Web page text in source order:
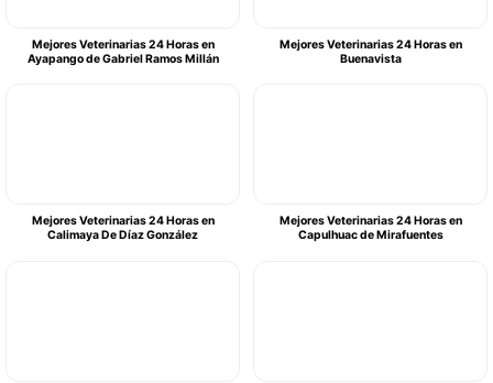
Mejores Veterinarias 24 Horas en
Ayapango de Gabriel Ramos Millán
Mejores Veterinarias 24 Horas en
Buenavista
Mejores Veterinarias 24 Horas en
Calimaya De Díaz González
Mejores Veterinarias 24 Horas en
Capulhuac de Mirafuentes